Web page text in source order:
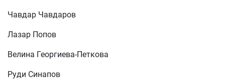
Чавдар Чавдаров
Лазар Попов
Велина Георгиева-Петкова
Руди Синапов